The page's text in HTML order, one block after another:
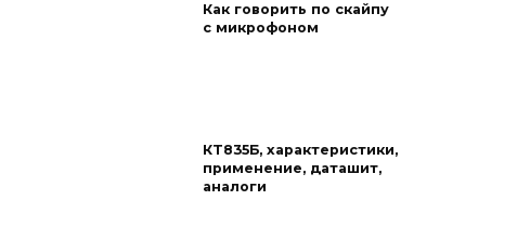
Как говорить по скайпу
с микрофоном
КТ835Б, характеристики,
применение, даташит,
аналоги